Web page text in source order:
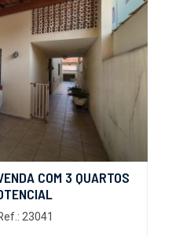
COM 3 QUARTOS
23041